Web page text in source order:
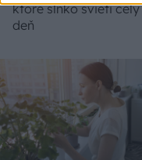
ktoré slnko svieti celý
deň